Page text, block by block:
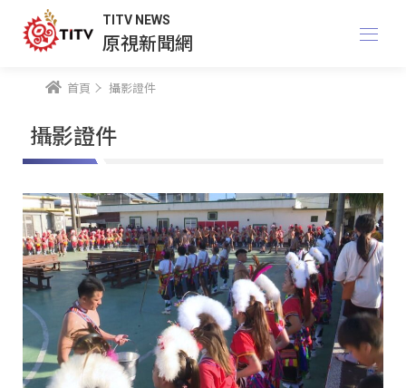
TITV NEWS
原視新聞網
首頁 攝影證件
攝影證件